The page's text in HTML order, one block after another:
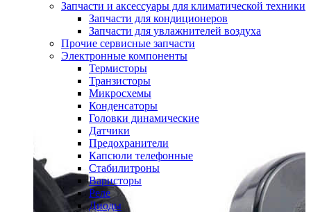
Запчасти и аксессуары для климатической техники
Запчасти для кондиционеров
Запчасти для увлажнителей воздуха
Прочие сервисные запчасти
Электронные компоненты
Термисторы
Транзисторы
Микросхемы
Конденсаторы
Головки динамические
Датчики
Предохранители
Капсюли телефонные
Стабилитроны
Варисторы
Реле
Диоды